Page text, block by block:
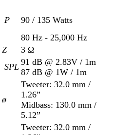
P
90 / 135 Watts
80 Hz - 25,000 Hz
Z
3 Ω
SPL 91 dB @ 2.83V / 1m
87 dB @ 1W / 1m
ø
Tweeter: 32.0 mm /
1.26”
Midbass: 130.0 mm /
5.12”
Tweeter: 32.0 mm /